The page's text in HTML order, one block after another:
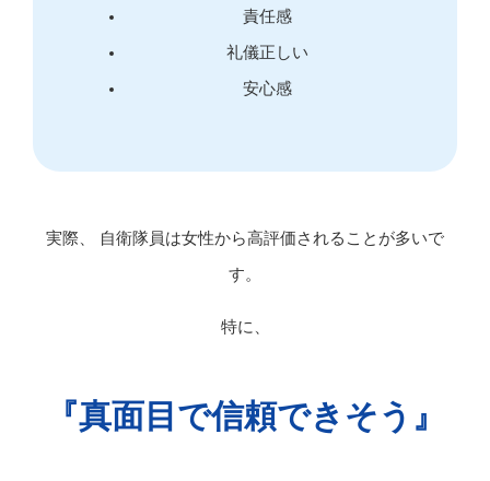
責任感
礼儀正しい
安心感
実際、 自衛隊員は女性から高評価されることが多いで
す。
特に、
『真面目で信頼できそう』